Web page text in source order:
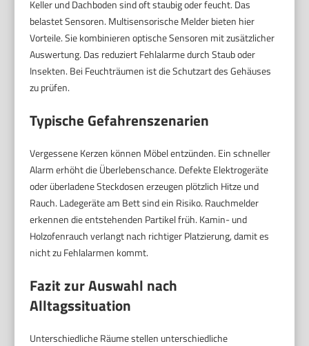
Keller und Dachboden sind oft staubig oder feucht. Das
belastet Sensoren. Multisensorische Melder bieten hier
Vorteile. Sie kombinieren optische Sensoren mit zusätzlicher
Auswertung. Das reduziert Fehlalarme durch Staub oder
Insekten. Bei Feuchträumen ist die Schutzart des Gehäuses
zu prüfen.
Typische Gefahrenszenarien
Vergessene Kerzen können Möbel entzünden. Ein schneller
Alarm erhöht die Überlebenschance. Defekte Elektrogeräte
oder überladene Steckdosen erzeugen plötzlich Hitze und
Rauch. Ladegeräte am Bett sind ein Risiko. Rauchmelder
erkennen die entstehenden Partikel früh. Kamin- und
Holzofenrauch verlangt nach richtiger Platzierung, damit es
nicht zu Fehlalarmen kommt.
Fazit zur Auswahl nach
Alltagssituation
Unterschiedliche Räume stellen unterschiedliche